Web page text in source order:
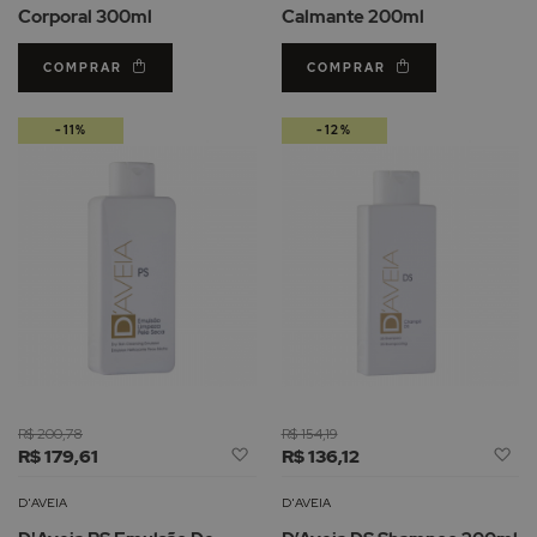
Corporal 300ml
COMPRAR
Calmante 200ml
COMPRAR
R$ 179,61
R$ 200,78
Adicionar
Lista
D'AVEIA
-11%
R$ 136,12
R$ 154,19
D'AVEIA
-12%